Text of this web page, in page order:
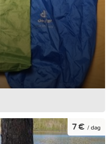
7 € / dag